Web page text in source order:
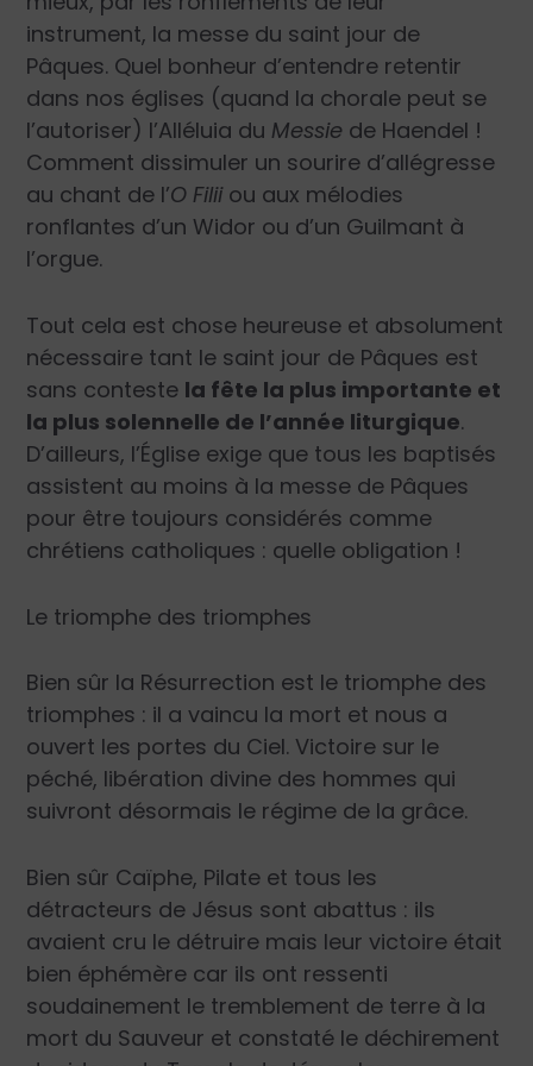
instrument, la messe du saint jour de
Pâques. Quel bonheur d’entendre retentir
dans nos églises (quand la chorale peut se
l’autoriser) l’Alléluia du Messie de Haendel !
Comment dissimuler un sourire d’allégresse
au chant de l’O Filii ou aux mélodies
ronflantes d’un Widor ou d’un Guilmant à
l’orgue.
Tout cela est chose heureuse et absolument
nécessaire tant le saint jour de Pâques est
sans conteste la fête la plus importante et
la plus solennelle de l’année liturgique.
D’ailleurs, l’Église exige que tous les baptisés
assistent au moins à la messe de Pâques
pour être toujours considérés comme
chrétiens catholiques : quelle obligation !
Le triomphe des triomphes
Bien sûr la Résurrection est le triomphe des
triomphes : il a vaincu la mort et nous a
ouvert les portes du Ciel. Victoire sur le
péché, libération divine des hommes qui
suivront désormais le régime de la grâce.
Bien sûr Caïphe, Pilate et tous les
détracteurs de Jésus sont abattus : ils
avaient cru le détruire mais leur victoire était
bien éphémère car ils ont ressenti
soudainement le tremblement de terre à la
mort du Sauveur et constaté le déchirement